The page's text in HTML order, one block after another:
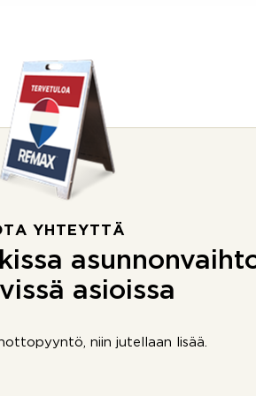
YHTEYTTÄ
asioissa
niin jutellaan lisää.